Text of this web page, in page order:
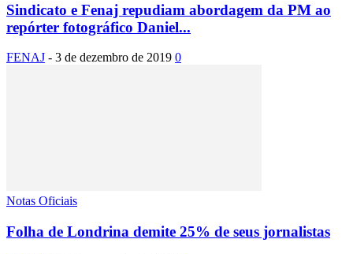
Sindicato e Fenaj repudiam abordagem da PM ao
repórter fotográfico Daniel...
FENAJ - 3 de dezembro de 2019 0
Notas Oficiais
Folha de Londrina demite 25% de seus jornalistas